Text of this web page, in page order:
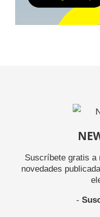
Suscríbete gratis a
novedades
-